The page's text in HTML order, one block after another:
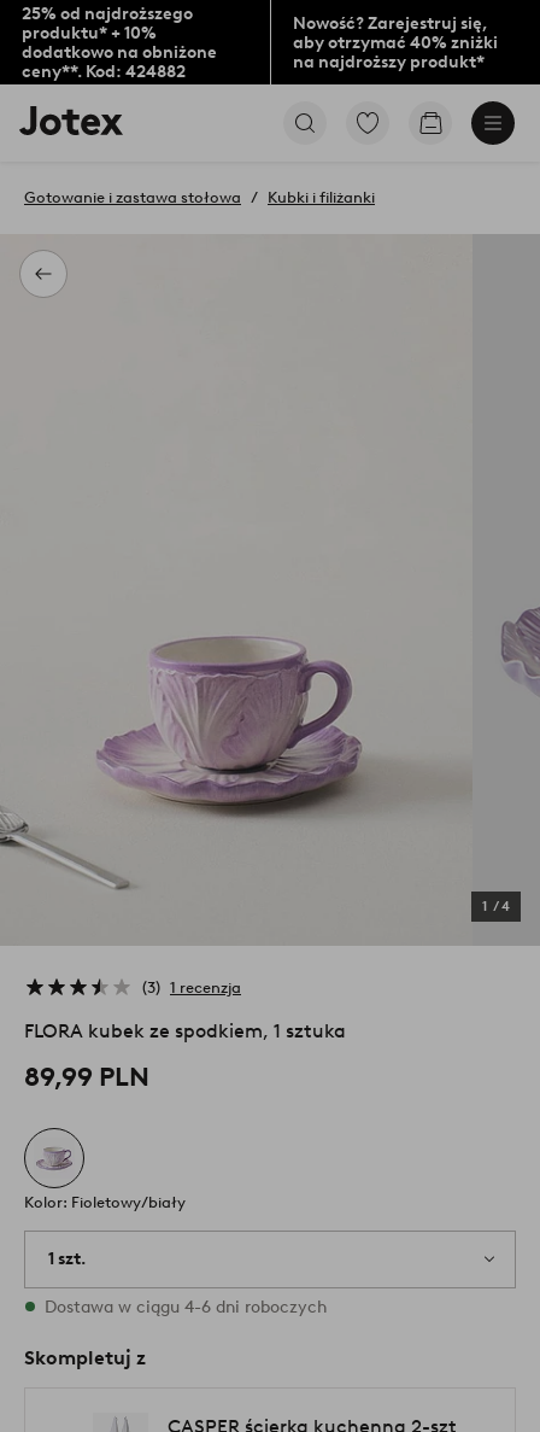
25% od najdroższego
produktu* + 10%
dodatkowo na obniżone
ceny**. Kod: 424882
Nowość? Zarejestruj się,
aby otrzymać 40% zniżki
na najdroższy produkt*
Logo
Jotex
na
stronę
Przejdź
oznaczonych
Przejdź
Powrót
Gotowanie i zastawa stołowa Kubki i filiżanki
1 /4
3 1 recenzja
FLORA kubek ze spodkiem, 1 sztuka
89,99 PLN
Kolor: Fioletowy/biały
1 szt.
W magazynie
Dostawa w ciągu 4-6 dni roboczych
Skompletuj z
CASPER ścierka kuchenna 2-szt